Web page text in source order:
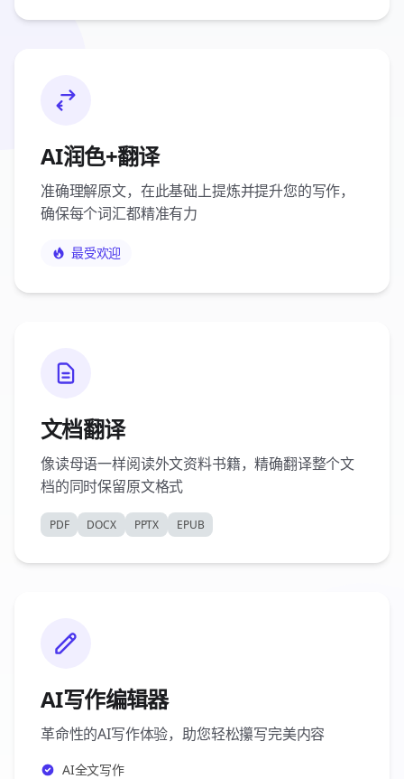
AI润色+翻译
准确理解原文，在此基础上提炼并提升您的写作，
确保每个词汇都精准有力
最受欢迎
文档翻译
像读母语一样阅读外文资料书籍，精确翻译整个文
档的同时保留原文格式
PDF DOCX PPTX EPUB
AI写作编辑器
革命性的AI写作体验，助您轻松攥写完美内容
AI全文写作